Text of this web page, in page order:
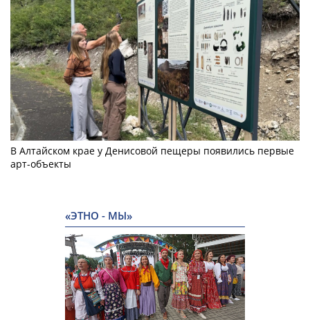
В Алтайском крае у Денисовой пещеры появились первые
арт-объекты
«ЭТНО - МЫ»